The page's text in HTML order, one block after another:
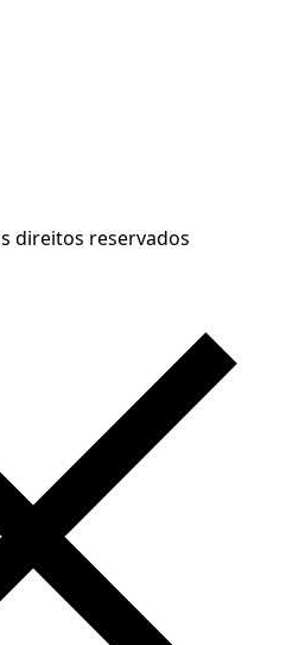
direitos reservados